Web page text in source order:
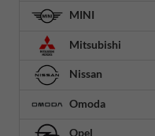
MINI
Mitsubishi
Nissan
Omoda
Opel